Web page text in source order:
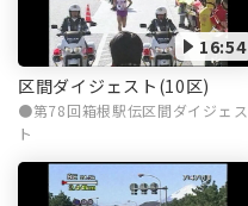
16:54
区間ダイジェスト(10区)
第78回箱根駅伝区間ダイジェス
ト